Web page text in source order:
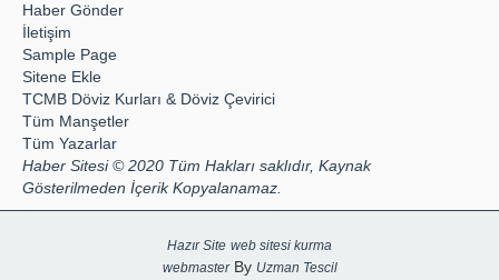
Haber Gönder
İletişim
Sample Page
Sitene Ekle
TCMB Döviz Kurları & Döviz Çevirici
Tüm Manşetler
Tüm Yazarlar
Haber Sitesi © 2020 Tüm Hakları saklıdır, Kaynak
Gösterilmeden İçerik Kopyalanamaz.
Hazır Site web sitesi kurma
webmasterBy Uzman Tescil